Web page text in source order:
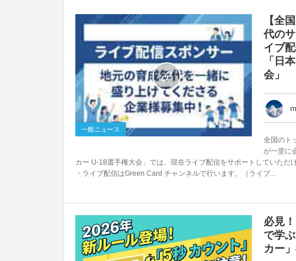
一般ニュース
0
【全
代の
イブ
「日
会」
全国のト
が一堂に
カー U-18選手権大会」では、現在ライブ配信をサポートしていただ
・ライブ配信はGreen Card チャンネルで行います。（ライブ...
必見
で学
カー